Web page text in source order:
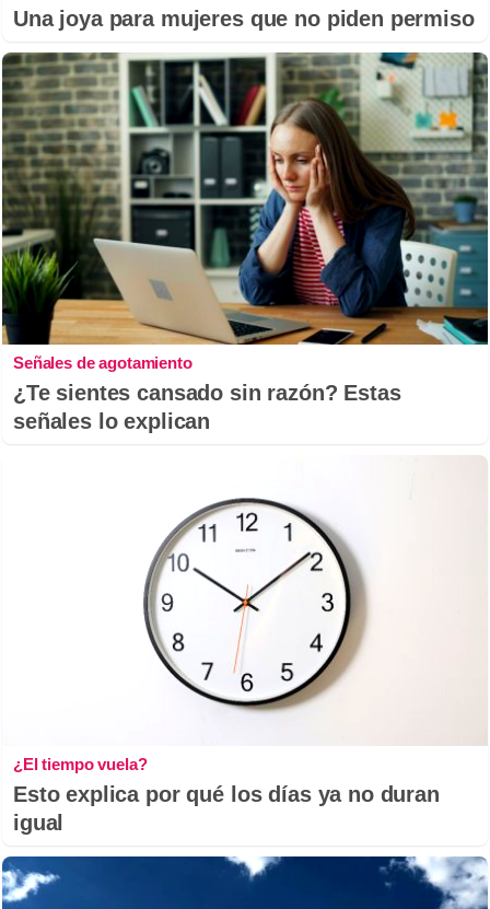
Una joya para mujeres que no piden permiso
Señales de agotamiento
¿Te sientes cansado sin razón? Estas
señales lo explican
¿El tiempo vuela?
Esto explica por qué los días ya no duran
igual